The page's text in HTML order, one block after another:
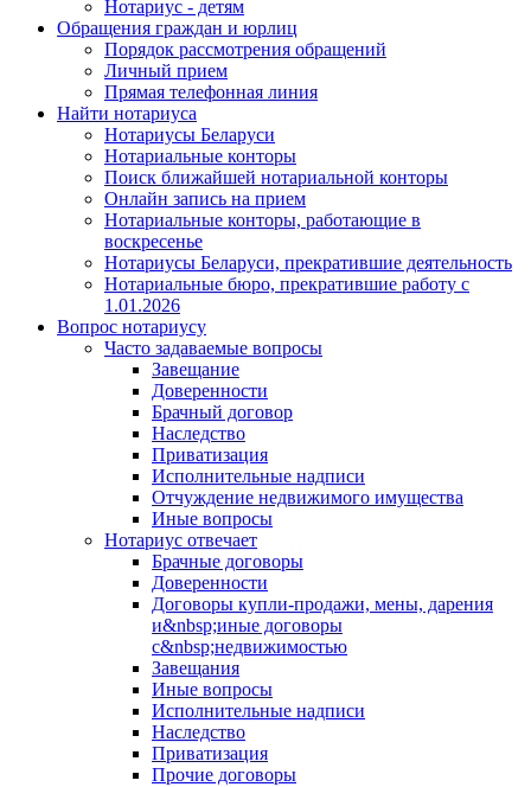
Нотариус - детям
Обращения граждан и юрлиц
Порядок рассмотрения обращений
Личный прием
Прямая телефонная линия
Найти нотариуса
Нотариусы Беларуси
Нотариальные конторы
Поиск ближайшей нотариальной конторы
Онлайн запись на прием
Нотариальные конторы, работающие в
воскресенье
Нотариусы Беларуси, прекратившие деятельность
Нотариальные бюро, прекратившие работу с
1.01.2026
Вопрос нотариусу
Часто задаваемые вопросы
Завещание
Доверенности
Брачный договор
Наследство
Приватизация
Исполнительные надписи
Отчуждение недвижимого имущества
Иные вопросы
Нотариус отвечает
Брачные договоры
Доверенности
Договоры купли-продажи, мены, дарения
и&nbsp;иные договоры
с&nbsp;недвижимостью
Завещания
Иные вопросы
Исполнительные надписи
Наследство
Приватизация
Прочие договоры